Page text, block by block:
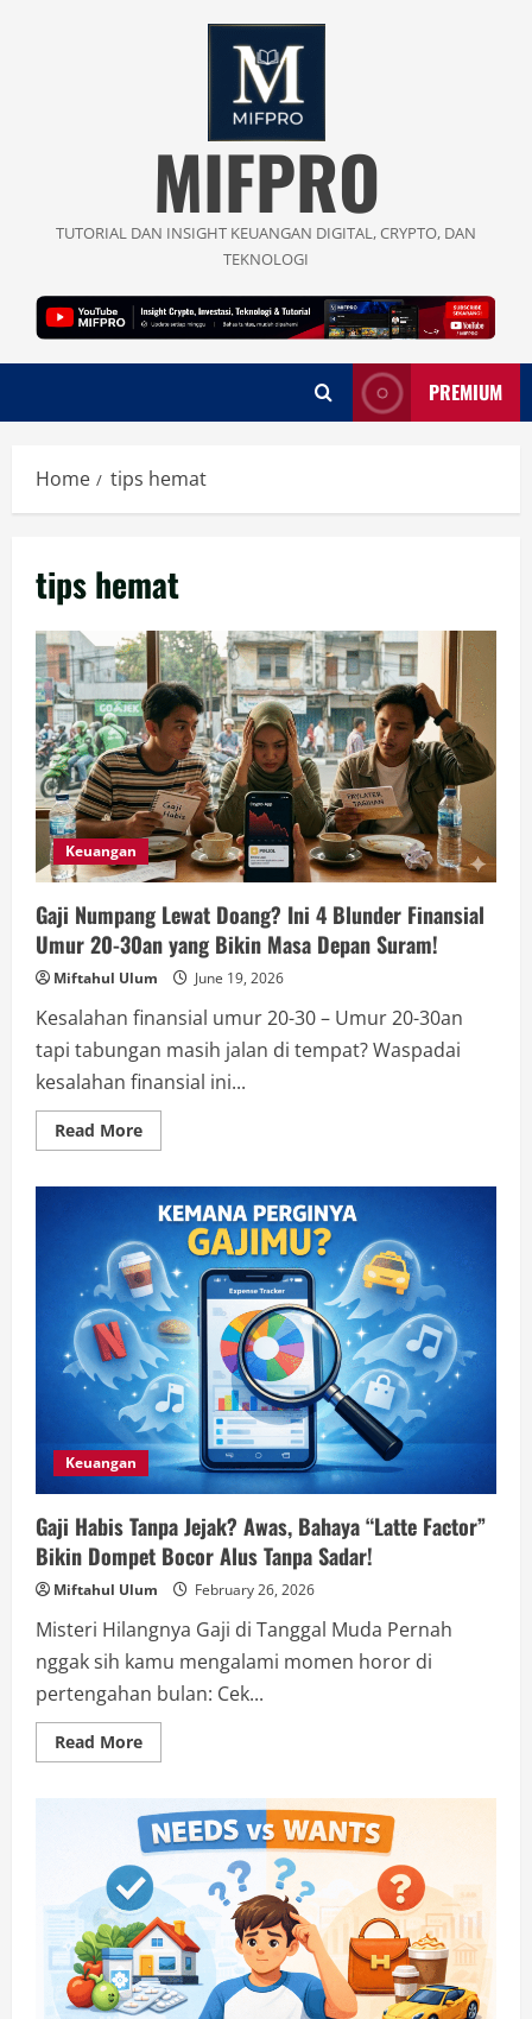
MIFPRO
TUTORIAL DAN INSIGHT KEUANGAN DIGITAL, CRYPTO, DAN
TEKNOLOGI
PREMIUM
Home tips hemat
tips hemat
Keuangan
Gaji Numpang Lewat Doang? Ini 4 Blunder Finansial
Umur 20-30an yang Bikin Masa Depan Suram!
Miftahul Ulum June 19, 2026
Kesalahan finansial umur 20-30 – Umur 20-30an
tapi tabungan masih jalan di tempat? Waspadai
kesalahan finansial ini...
Read MoreRead
more
Numpang
Lewat
Doang?
Ini
4
Blunder
Finansial
Umur
20-
30an
yang
Bikin
Masa
Depan
Suram!
Keuangan
Gaji Habis Tanpa Jejak? Awas, Bahaya “Latte Factor”
Bikin Dompet Bocor Alus Tanpa Sadar!
Miftahul Ulum February 26, 2026
Misteri Hilangnya Gaji di Tanggal Muda Pernah
nggak sih kamu mengalami momen horor di
pertengahan bulan: Cek...
Read MoreRead
more
Habis
Tanpa
Jejak?
Awas,
Bahaya
“Latte
Factor”
Bikin
Dompet
Bocor
Alus
Tanpa
Sadar!